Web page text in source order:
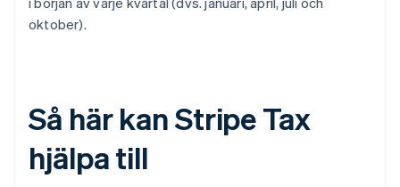
oktober).
Så här kan Stripe Tax
hjälpa till